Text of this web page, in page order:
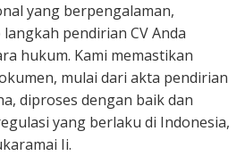
yang berpengalaman,
pendirian CV Anda
hukum. Kami memastikan
mulai dari akta pendirian
diproses dengan baik dan
yang berlaku di Indonesia,
Ii.